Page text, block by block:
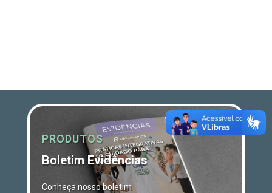
PRODUTOS
Boletim Evidências
Conheça nosso boletim